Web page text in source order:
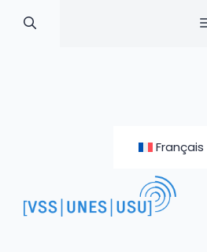
Français